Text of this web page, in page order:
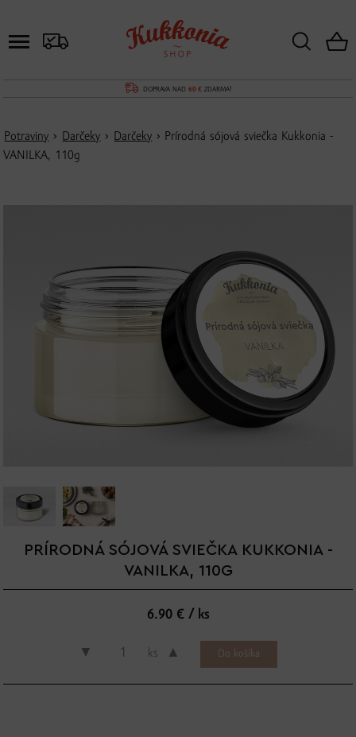
DOPRAVA NAD 60 €ZDARMA!
Potraviny › Darčeky › Darčeky › Prírodná sójová sviečka Kukkonia -
VANILKA, 110g
PRÍRODNÁ SÓJOVÁ SVIEČKA KUKKONIA -
VANILKA, 110G
6.90 € / ks
▼ ks ▲